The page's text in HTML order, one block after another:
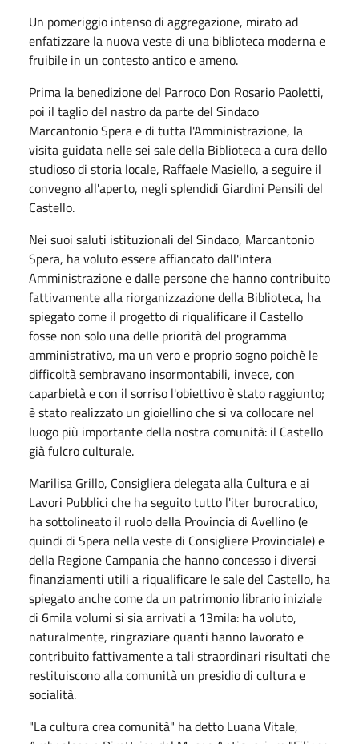
Un pomeriggio intenso di aggregazione, mirato ad
enfatizzare la nuova veste di una biblioteca moderna e
fruibile in un contesto antico e ameno.
Prima la benedizione del Parroco Don Rosario Paoletti,
poi il taglio del nastro da parte del Sindaco
Marcantonio Spera e di tutta l'Amministrazione, la
visita guidata nelle sei sale della Biblioteca a cura dello
studioso di storia locale, Raffaele Masiello, a seguire il
convegno all'aperto, negli splendidi Giardini Pensili del
Castello.
Nei suoi saluti istituzionali del Sindaco, Marcantonio
Spera, ha voluto essere affiancato dall'intera
Amministrazione e dalle persone che hanno contribuito
fattivamente alla riorganizzazione della Biblioteca, ha
spiegato come il progetto di riqualificare il Castello
fosse non solo una delle priorità del programma
amministrativo, ma un vero e proprio sogno poichè le
difficoltà sembravano insormontabili, invece, con
caparbietà e con il sorriso l'obiettivo è stato raggiunto;
è stato realizzato un gioiellino che si va collocare nel
luogo più importante della nostra comunità: il Castello
già fulcro culturale.
Marilisa Grillo, Consigliera delegata alla Cultura e ai
Lavori Pubblici che ha seguito tutto l'iter burocratico,
ha sottolineato il ruolo della Provincia di Avellino (e
quindi di Spera nella veste di Consigliere Provinciale) e
della Regione Campania che hanno concesso i diversi
finanziamenti utili a riqualificare le sale del Castello, ha
spiegato anche come da un patrimonio librario iniziale
di 6mila volumi si sia arrivati a 13mila: ha voluto,
naturalmente, ringraziare quanti hanno lavorato e
contribuito fattivamente a tali straordinari risultati che
restituiscono alla comunità un presidio di cultura e
socialità.
"La cultura crea comunità" ha detto Luana Vitale,